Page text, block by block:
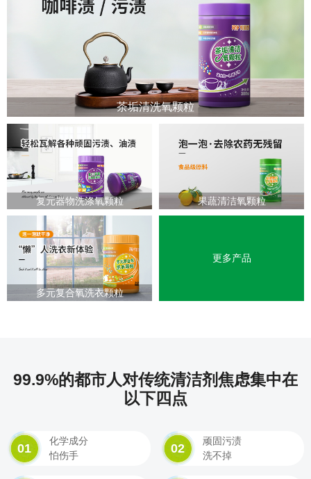
茶垢清洗氧颗粒
复元器物洗涤氧颗粒 果蔬清洁氧颗粒
多元复合氧洗衣颗粒
更多产品
99.9%的都市人对传统清洁剂焦虑集中在
以下四点
01
化学成分
怕伤手
02
顽固污渍
洗不掉